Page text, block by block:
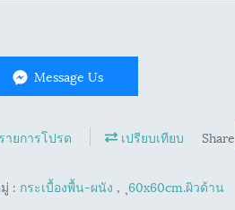
Message Us
ายการโปรด เปรียบเทียบ Share
: กระเบื้องพื้น-ผนัง , ุ60x60cm.ผิวด้าน